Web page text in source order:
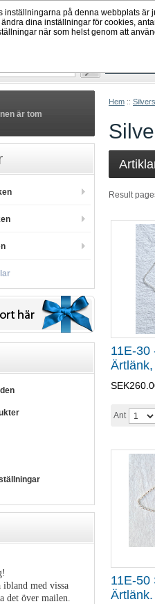
Hem ::
Result
11E-30
Ärtlänk,
Ant
11E-50
Ärtlänk.
är tom
med vissa
det över mailen.
inställningarna på denna webbplats är
ändra dina inställningar för cookies,
när som helst genom att